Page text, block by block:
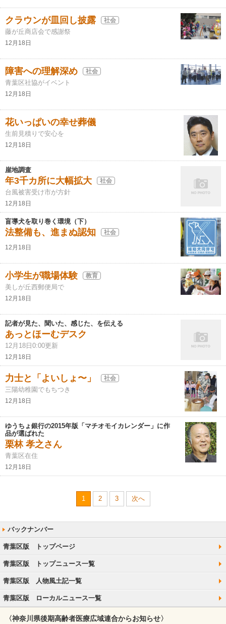
クラウンが皿回し披露 社会
藤が丘商店会で感謝祭
12月18日
障害への理解深め 社会
青葉区社協がイベント
12月18日
花いっぱいの幸せ葬儀
生前見積りで安心を
12月18日
崖地調査
年3千カ所に大幅拡大 社会
台風被害受け市が方針
12月18日
盲導犬を取り巻く環境（下）
法整備も、進まぬ認知 社会
12月18日
小学生が職場体験 教育
美しが丘西郵便局で
12月18日
記者が見た、聞いた、感じた、を伝える
あっとほーむデスク
12月18日0:00更新
12月18日
力士と「よいしょ〜」 社会
三陽幼稚園でもちつき
12月18日
ゆうちょ銀行の2015年版「マチオモイカレンダー」に作
品が選ばれた
栗林 孝之さん
青葉区在住
12月18日
1 2 3 次へ
青葉区版 トップページ
青葉区版 トップニュース一覧
青葉区版 人物風土記一覧
青葉区版 ローカルニュース一覧
〈神奈川県後期高齢者医療広域連合からお知らせ〉